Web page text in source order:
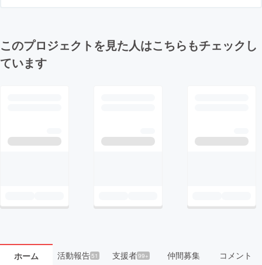
このプロジェクトを見た人はこちらもチェックし
ています
ホーム 活動報告51 支援者99+ 仲間募集 コメント